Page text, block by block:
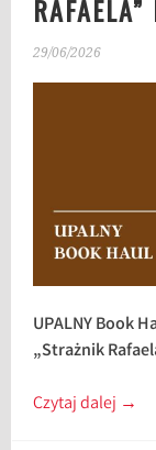
29/06/2026
UPALNY Book
„Strażnik
Czytaj dalej →